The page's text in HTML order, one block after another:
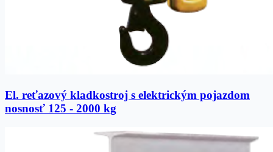
El. reťazový kladkostroj s elektrickým pojazdom
nosnosť 125 - 2000 kg